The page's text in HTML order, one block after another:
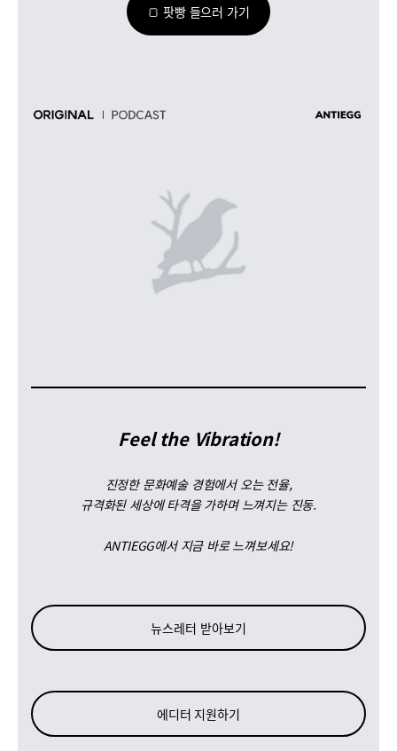
🍞 팟빵 들으러 가기
Feel the Vibration!
진정한 문화예술 경험에서 오는 전율,
규격화된 세상에 타격을 가하며 느껴지는 진동.
ANTIEGG에서 지금 바로 느껴보세요!
뉴스레터 받아보기
에디터 지원하기